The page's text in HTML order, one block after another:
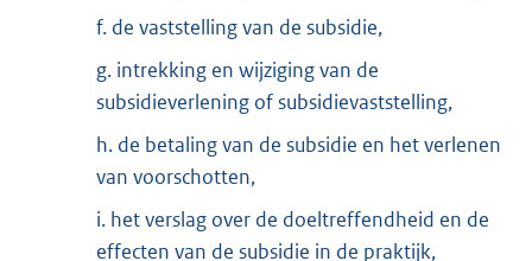
f. de vaststelling van de subsidie,
g. intrekking en wijziging van de
subsidieverlening of subsidievaststelling,
h. de betaling van de subsidie en het verlenen
van voorschotten,
i. het verslag over de doeltreffendheid en de
effecten van de subsidie in de praktijk,